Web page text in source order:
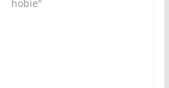
hobie"